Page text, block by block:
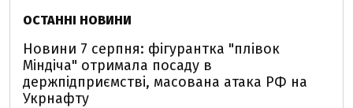
ОСТАННІ НОВИНИ
Новини 7 серпня: фігурантка "плівок
Міндіча" отримала посаду в
держпідприємстві, масована атака РФ на
Укрнафту